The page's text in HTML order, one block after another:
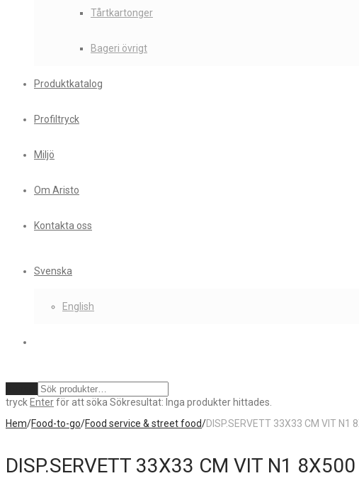
Tårtkartonger
Bageri övrigt
Produktkatalog
Profiltryck
Miljö
Om Aristo
Kontakta oss
Svenska
English
tryck Enterför att söka Sökresultat: Inga produkter hittades.
Hem/Food-to-go/Food service & street food/DISP.SERVETT 33X33 CM VIT N1
DISP.SERVETT 33X33 CM VIT N1